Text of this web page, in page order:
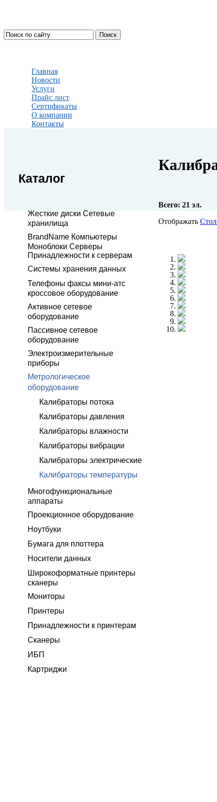
Главная
Новости
Услуги
Прайс лист
Сертификаты
О компании
Контакты
Каталог
Жесткие диски Сетевые
хранилища
BrandName Компьютеры
Моноблоки Серверы
Принадлежности к серверам
Системы хранения данных
Телефоны факсы мини-атс
кроссовое оборудование
Активное сетевое
оборудование
Пассивное сетевое
оборудование
Электроизмерительные
приборы
Метрологическое
оборудование
Калибраторы потока
Калибраторы давления
Калибраторы влажности
Калибраторы вибрации
Калибраторы электрические
Калибраторы температуры
Многофункциональные
аппараты
Проекционное оборудование
Ноутбуки
Бумага для плоттера
Носители данных
Широкоформатные принтеры
сканеры
Мониторы
Принтеры
Принадлежности к принтерам
Сканеры
ИБП
Картриджи
Всего: 21 эл.
Отображать